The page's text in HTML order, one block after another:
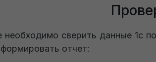
необходимо сверить данные 1с
отчет: